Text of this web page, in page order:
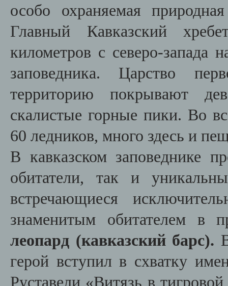
особо охраняемая
Главный Кавказский
километров с северо-запада
заповедника. Царство
территорию покрывают
скалистые горные пики. Во
60 ледников, много здесь и
В кавказском заповеднике
обитатели, так и
встречающиеся
знаменитым обитателем в
леопард (кавказский барс).
герой вступил в схватку
Руставели «Витязь в